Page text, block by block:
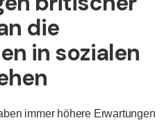
die
in sozialen
immer höhere Erwartungen